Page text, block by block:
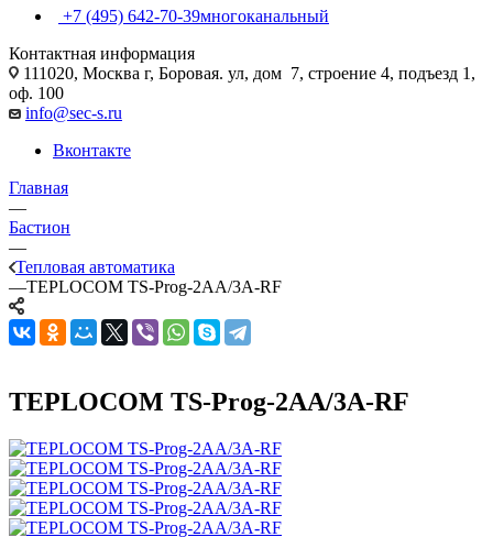
+7 (495) 642-70-39многоканальный
Контактная информация
111020, Москва г, Боровая. ул, дом 7, строение 4, подъезд 1,
оф. 100
info@sec-s.ru
Вконтакте
Главная
—
Бастион
—
Тепловая автоматика
—TEPLOCOM TS-Prog-2AA/3A-RF
TEPLOCOM TS-Prog-2AA/3A-RF